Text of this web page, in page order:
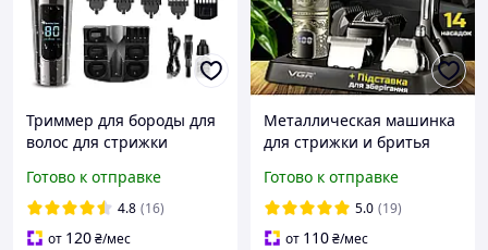
Триммер для бороды для
волос для стрижки
беспроводной с дисплеем
и насадками 11в1 DSP
IPX6
Готово к отправке
4.8 (16)
от 120₴/мес
Металлическая машинка
для стрижки и бритья
насадок 6 в 1
универсальный комплект
триммер аккумуляторный
Готово к отправке
5.0 (19)
от 110₴/мес